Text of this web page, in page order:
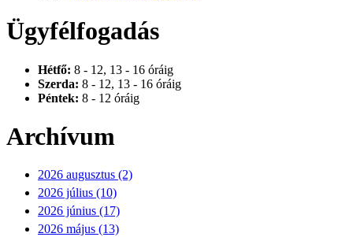
Ügyfélfogadás
Hétfő: 8 - 12, 13 - 16 óráig
Szerda: 8 - 12, 13 - 16 óráig
Péntek: 8 - 12 óráig
Archívum
2026 augusztus (2)
2026 július (10)
2026 június (17)
2026 május (13)